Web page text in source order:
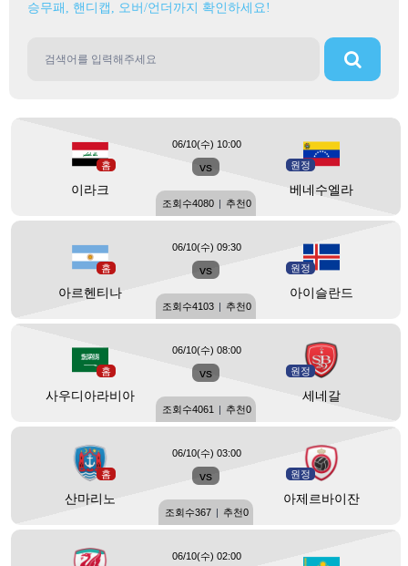
승무패, 핸디캡, 오버/언더까지 확인하세요!
홈
이라크
vs 원정
베네수엘라
06/10(수) 10:00
조회수4080 | 추천0
홈
아르헨티나
vs 원정
아이슬란드
06/10(수) 09:30
조회수4103 | 추천0
홈
사우디아라비아
vs 원정
세네갈
06/10(수) 08:00
조회수4061 | 추천0
홈
산마리노
vs 원정
아제르바이잔
06/10(수) 03:00
조회수367 | 추천0
06/10(수) 02:00